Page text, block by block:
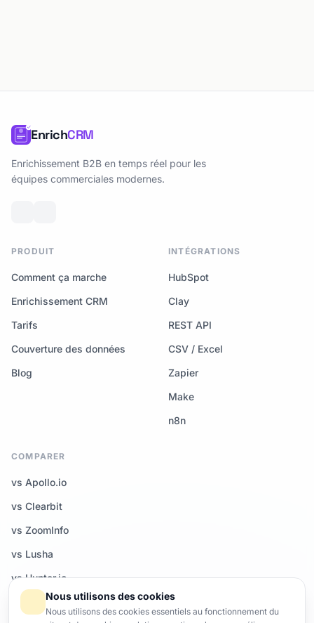
EnrichCRM
Enrichissement B2B en temps réel pour les
équipes commerciales modernes.
PRODUIT
Comment ça marche
Enrichissement CRM
Tarifs
Couverture des données
Blog
INTÉGRATIONS
HubSpot
Clay
REST API
CSV / Excel
Zapier
Make
n8n
COMPARER
vs Apollo.io
vs Clearbit
vs ZoomInfo
vs Lusha
vs Hunter.io
Tous les comparatifs →
Nous utilisons des cookies
Nous utilisons des cookies essentiels au fonctionnement du